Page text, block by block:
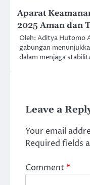
Aparat
2025 Aman dan
Oleh: Aditya Hutomo
gabungan
dalam menjaga
Leave a
Your email
Required fields
Comment*